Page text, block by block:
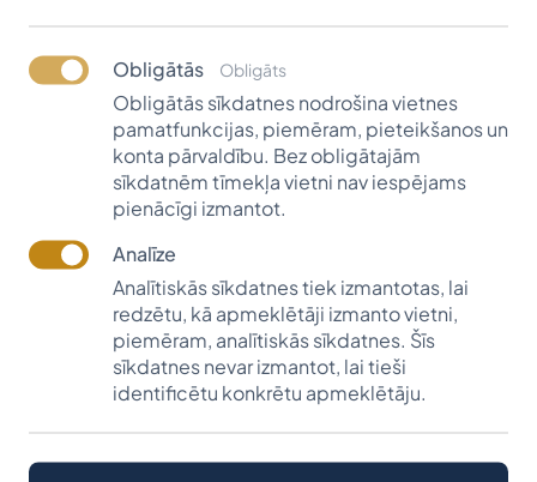
2008-2011
Artūrs Rundzāns
Ērikas Rītiņas ģimenes piemiņas stipendija
Obligātās Obligāts
Obligātās sīkdatnes nodrošina vietnes
pamatfunkcijas, piemēram, pieteikšanos un
konta pārvaldību. Bez obligātajām
sīkdatnēm tīmekļa vietni nav iespējams
pienācīgi izmantot.
Analīze
Analītiskās sīkdatnes tiek izmantotas, lai
redzētu, kā apmeklētāji izmanto vietni,
piemēram, analītiskās sīkdatnes. Šīs
sīkdatnes nevar izmantot, lai tieši
identificētu konkrētu apmeklētāju.